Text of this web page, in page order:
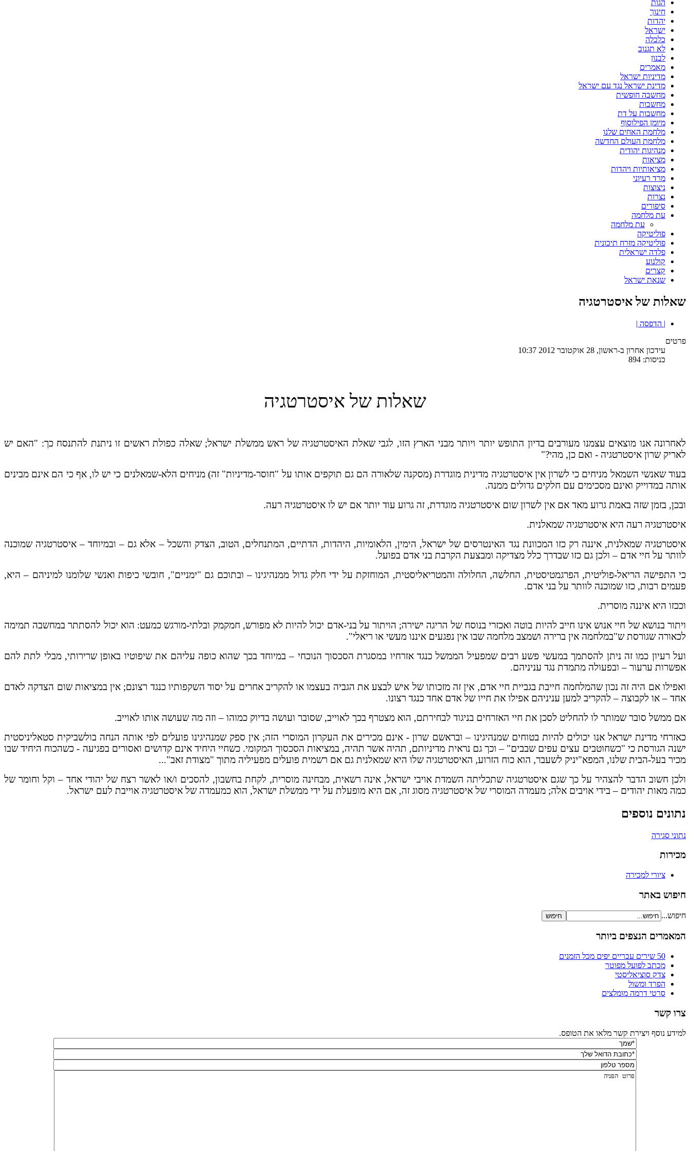
הגות
חינוך
יהדות
ישראל
כלכלה
לא תגנוב
לבנון
מאמרים
מדיניות ישראל
מדינת ישראל נגד עם ישראל
מחשבה חופשית
מחשבות
מחשבות על דת
מיומן הפילוסוף
מלחמת האחים שלנו
מלחמת העולם החדשה
מנהיגות יהודית
מציאות
מציאותיות ויהדות
מרד רעיוני
ניצוצות
נצרות
סיפורים
עת מלחמה
עת מלחמה
פוליטיקה
פוליטיקה מזרח תיכונית
פלדה ישראלית
קולנוע
קצרים
שנאת ישראל
שאלות של איסטרטגיה
| הדפסה |
פרטים
עידכון אחרון ב-ראשון, 28 אוקטובר 2012 10:37
כניסות: 894
שאלות של איסטרטגיה
לאחרונה אנו מוצאים עצמנו מעורבים בדיון התופש יותר ויותר מבני הארץ הזו, לגבי שאלת האיסטרטגיה של ראש ממשלת ישראל; שאלה כפולת ראשים זו ניתנת להתנסח כך: "האם יש
לאריק שרון איסטרטגיה - ואם כן, מהי?"
בעוד שאנשי השמאל מניחים כי לשרון אין איסטרטגיה מדינית מוגדרת (מסקנה שלאורה הם גם תוקפים אותו על "חוסר-מדיניות" זה) מניחים הלא-שמאלנים כי יש לו, אף כי הם אינם מבינים
אותה במדוייק ואינם מסכימים עם חלקים גדולים ממנה.
ובכן, בזמן שזה באמת גרוע מאד אם אין לשרון שום איסטרטגיה מוגדרת, זה גרוע עוד יותר אם יש לו איסטרטגיה רעה.
איסטרטגיה רעה היא איסטרטגיה שמאלנית.
איסטרטגיה שמאלנית, איננה רק כזו המכוונת נגד האינטרסים של ישראל, הימין, הלאומיות, היהדות, הדתיים, המתנחלים, הטוב, הצדק והשכל – אלא גם – ובמיוחד – איסטרטגיה שמוכנה
לוותר על חיי אדם – ולכן גם כזו שבדרך כלל מצדיקה ומבצעת הקרבת בני אדם בפועל.
כי התפישה הריאל-פוליטית, הפרגמטיסטית, החלשה, החלולה והמטריאליסטית, המוחזקת על ידי חלק גדול ממנהיגינו – ובתוכם גם "ימניים", חובשי כיפות ואנשי שלומנו למיניהם – היא,
פעמים רבות, כזו שמוכנה לוותר על בני אדם.
וככזו היא איננה מוסרית.
ויתור בנושא של חיי אנוש אינו חייב להיות בוטה ואכזרי בנוסח של הריגה ישירה; הויתור על בני-אדם יכול להיות לא מפורש, חמקמק ובלתי-מורגש כמעט: הוא יכול להסתתר במחשבה תמימה
לכאורה שגורסת ש"במלחמה אין ברירה ושמצב מלחמה שבו אין נפגעים איננו מעשי או ריאלי".
ועל רעיון כמו זה ניתן להסתמך במעשי פשע רבים שמפעיל הממשל כנגד אזרחיו במסגרת הסכסוך הנוכחי – במיוחד בכך שהוא כופה עליהם את שיפוטיו באופן שרירותי, מבלי לתת להם
אפשרות ערעור – ובפעולה מתמדת נגד עניניהם.
ואפילו אם היה זה נכון שהמלחמה חייבת בגביית חיי אדם, אין זה מזכותו של איש לבצע את הגביה בעצמו או להקריב אחרים על יסוד השקפותיו כנגד רצונם; אין במציאות שום הצדקה לאדם
אחד – או לקבוצה – להקריב למען עניניהם אפילו את חייו של אדם אחד כנגד רצונו.
אם ממשל סובר שמותר לו להחליט לסכן את חיי האזרחים בניגוד לבחירתם, הוא מצטרף בכך לאוייב, שסובר ועושה בדיוק כמוהו – וזה מה שעושה אותו לאוייב.
כאזרחי מדינת ישראל אנו יכולים להיות בטוחים שמנהיגינו – ובראשם שרון - אינם מכירים את העקרון המוסרי הזה; אין ספק שמנהיגינו פועלים לפי אותה הנחה בולשביקית סטאליניסטית
ישנה הגורסת כי "כשחוטבים עצים עפים שבבים" – וכך גם נראית מדיניותם, תהיה אשר תהיה, במציאות הסכסוך המקומי. כשחיי היחיד אינם קדושים ואסורים בפגיעה - כשהכוח היחיד שבו
מכיר בעל-הבית שלנו, המפא"יניק לשעבר, הוא כוח הזרוע, האיסטרטגיה שלו היא שמאלנית גם אם רשמית פועלים מפעיליה מתוך "מצודת זאב"...
ולכן חשוב הדבר להצהיר על כך שגם איסטרטגיה שתכליתה השמדת אויבי ישראל, אינה רשאית, מבחינה מוסרית, לקחת בחשבון, להסכים ו/או לאשר רצח של יהודי אחד – וקל וחומר של
כמה מאות יהודים – בידי אויבים אלה; מעמדה המוסרי של איסטרטגיה מסוג זה, אם היא מופעלת על ידי ממשלת ישראל, הוא כמעמדה של איסטרטגיה אוייבת לעם ישראל.
נתונים נוספים
נתוני סגירה
מכירות
ציורי למכירה
חיפוש באתר
חיפוש...
המאמרים הנצפים ביותר
50 שירים עבריים יפים מכל הזמנים
מכתב לפועל מפוטר
צדק סוציאליסטי
הפרד ומשול
סרטי דרמה מומלצים
צרו קשר
למידע נוסף ויצירת קשר מלאו את הטופס.